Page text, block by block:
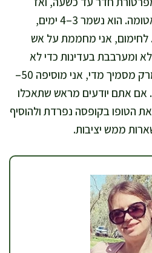
מעבירה למקרר בקופסה אטומה. הוא נשמר 3–4 ימים,
לחימום, אני מחממת על אש
ומערבבת בעדינות כדי לא
לשבור את הקוביות; אם המרק מסמיך מדי, אני מוסיפה 50–
אם אתם יודעים מראש שתאכלו
הטופו בקופסה נפרדת ולהוסיף
ממש יציבות.